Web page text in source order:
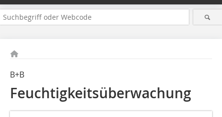
B+B
Feuchtigkeitsüberwachung